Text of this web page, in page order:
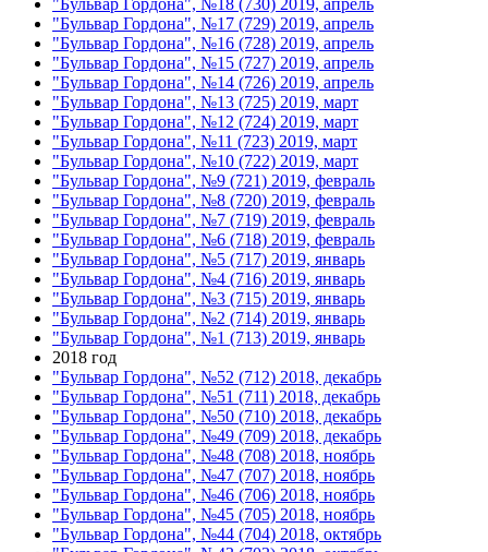
"Бульвар Гордона", №17 (729) 2019, апрель
"Бульвар Гордона", №16 (728) 2019, апрель
"Бульвар Гордона", №15 (727) 2019, апрель
"Бульвар Гордона", №14 (726) 2019, апрель
"Бульвар Гордона", №13 (725) 2019, март
"Бульвар Гордона", №12 (724) 2019, март
"Бульвар Гордона", №11 (723) 2019, март
"Бульвар Гордона", №10 (722) 2019, март
"Бульвар Гордона", №9 (721) 2019, февраль
"Бульвар Гордона", №8 (720) 2019, февраль
"Бульвар Гордона", №7 (719) 2019, февраль
"Бульвар Гордона", №6 (718) 2019, февраль
"Бульвар Гордона", №5 (717) 2019, январь
"Бульвар Гордона", №4 (716) 2019, январь
"Бульвар Гордона", №3 (715) 2019, январь
"Бульвар Гордона", №2 (714) 2019, январь
"Бульвар Гордона", №1 (713) 2019, январь
2018 год
"Бульвар Гордона", №52 (712) 2018, декабрь
"Бульвар Гордона", №51 (711) 2018, декабрь
"Бульвар Гордона", №50 (710) 2018, декабрь
"Бульвар Гордона", №49 (709) 2018, декабрь
"Бульвар Гордона", №48 (708) 2018, ноябрь
"Бульвар Гордона", №47 (707) 2018, ноябрь
"Бульвар Гордона", №46 (706) 2018, ноябрь
"Бульвар Гордона", №45 (705) 2018, ноябрь
"Бульвар Гордона", №44 (704) 2018, октябрь